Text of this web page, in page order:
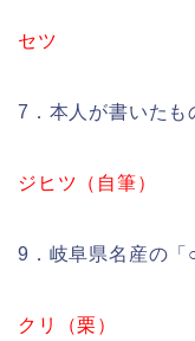
セツ
7．本人が書いたも
ジヒツ（自筆）
9．岐阜県名産の
クリ（栗）